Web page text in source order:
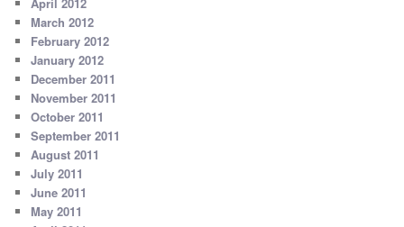
March 2012
February 2012
January 2012
December 2011
November 2011
October 2011
September 2011
August 2011
July 2011
June 2011
May 2011